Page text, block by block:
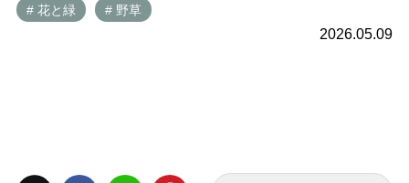
# 花と緑 # 野草
2026.05.09